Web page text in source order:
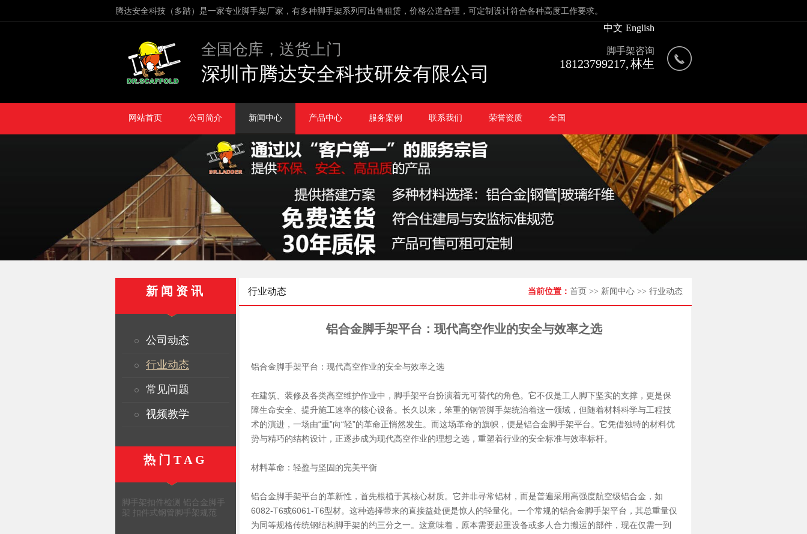
腾达安全科技（多踏）是一家专业脚手架厂家，有多种脚手架系列可出售租赁，价格公道合理，可定制设计符合各种高度工作要求。
全国仓库，送货上门
深圳市腾达安全科技研发有限公司
中文 English
脚手架咨询
18123799217, 林生
网站首页 公司简介 新闻中心 产品中心 服务案例 联系我们 荣誉资质 全国
新闻资讯
公司动态
行业动态
常见问题
视频教学
热门TAG
脚手架扣件检测
铝合金脚手
架 扣件式钢管脚手架规范
行业动态 当前位置： 首页 >> 新闻中心 >> 行业动态
铝合金脚手架平台：现代高空作业的安全与效率之选
铝合金脚手架平台：现代高空作业的安全与效率之选
在建筑、装修及各类高空维护作业中，脚手架平台扮演着无可替代的角色。它不仅是工人脚下坚实的支撑，更是保
障生命安全、提升施工速率的核心设备。长久以来，笨重的钢管脚手架统治着这一领域，但随着材料科学与工程技
术的演进，一场由“重”向“轻”的革命正悄然发生。而这场革命的旗帜，便是铝合金脚手架平台。它凭借独特的材料优
势与精巧的结构设计，正逐步成为现代高空作业的理想之选，重塑着行业的安全标准与效率标杆。
材料革命：轻盈与坚固的完美平衡
铝合金脚手架平台的革新性，首先根植于其核心材质。它并非寻常铝材，而是普遍采用高强度航空级铝合金，如
6082-T6或6061-T6型材。这种选择带来的直接益处便是惊人的轻量化。一个常规的铝合金脚手架平台，其总重量仅
为同等规格传统钢结构脚手架的约三分之一。这意味着，原本需要起重设备或多人合力搬运的部件，现在仅需一到